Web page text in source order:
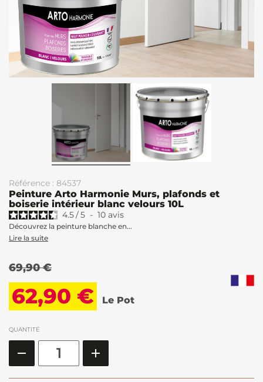
Référence : 84537
Peinture Arto Harmonie Murs, plafonds et
boiserie intérieur blanc velours 10L
4.5/5 - 10 avis
Découvrez la peinture blanche en...
Lire la suite
69,90 €
62,90 € Le Pot
QUANTITÉ